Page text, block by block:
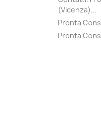
(Vicenza)...
Pronta
Pronta